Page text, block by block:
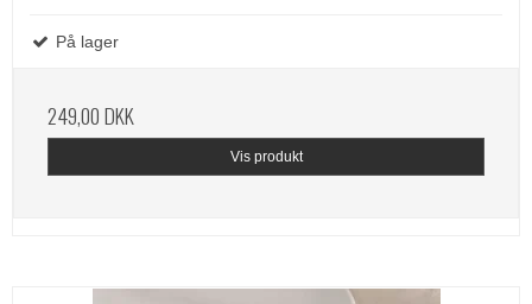
På lager
249,00 DKK
Vis produkt